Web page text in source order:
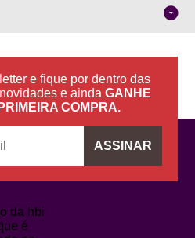
e fique por dentro das
e ainda GANHE
COMPRA.
ASSINAR